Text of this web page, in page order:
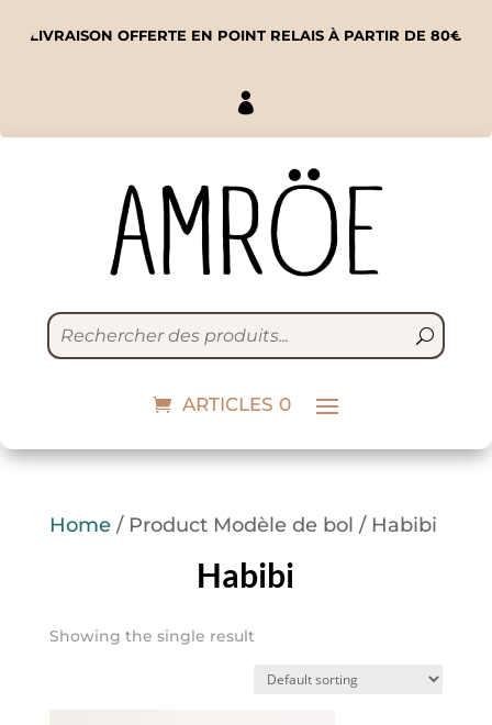
LIVRAISON OFFERTE EN POINT RELAIS À PARTIR DE 80€

ARTICLES 0
Home/ Product Modèle de bol / Habibi
Habibi
Showing the single result
Mon nettoyant
14,90
€